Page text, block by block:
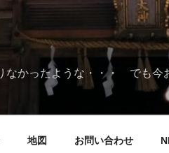
なかったような・・・ でも今
地図 お問い合わせ